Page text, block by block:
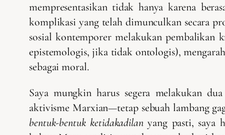
mempresentasikan tidak hanya karena
komplikasi yang telah dimunculkan secara
sosial kontemporer melakukan pembalikan
epistemologis, jika tidak ontologis),
sebagai moral.
Saya mungkin harus segera melakukan
aktivisme Marxian—tetap sebuah lambang
bentuk-bentuk ketidakadilanyang pasti, saya